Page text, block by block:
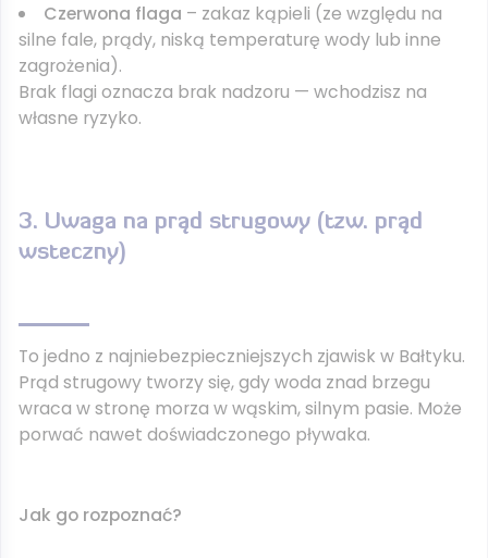
Czerwona flaga – zakaz kąpieli (ze względu na
silne fale, prądy, niską temperaturę wody lub inne
zagrożenia).
Brak flagi oznacza brak nadzoru — wchodzisz na
własne ryzyko.
3. Uwaga na prąd strugowy (tzw. prąd
wsteczny)
To jedno z najniebezpieczniejszych zjawisk w Bałtyku.
Prąd strugowy tworzy się, gdy woda znad brzegu
wraca w stronę morza w wąskim, silnym pasie. Może
porwać nawet doświadczonego pływaka.
Jak go rozpoznać?